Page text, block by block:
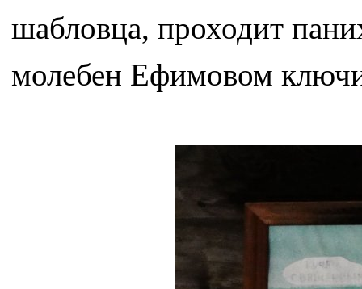
шабловца, проходит
молебен Ефимовом